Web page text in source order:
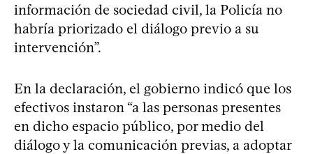
información de sociedad civil, la Policía no
habría priorizado el diálogo previo a su
intervención”.
En la declaración, el gobierno indicó que los
efectivos instaron “a las personas presentes
en dicho espacio público, por medio del
diálogo y la comunicación previas, a adoptar